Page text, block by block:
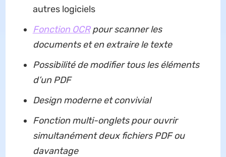
autres logiciels
Fonction OCRpour scanner les
documents et en extraire le texte
Possibilité de modifier tous les éléments
d’un PDF
Design moderne et convivial
Fonction multi-onglets pour ouvrir
simultanément deux fichiers PDF ou
davantage